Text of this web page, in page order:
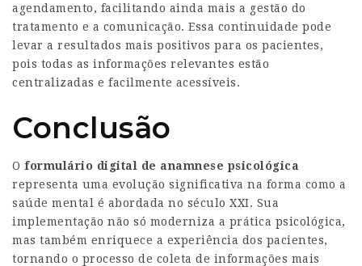
agendamento, facilitando ainda mais a gestão do
tratamento e a comunicação. Essa continuidade pode
levar a resultados mais positivos para os pacientes,
pois todas as informações relevantes estão
centralizadas e facilmente acessíveis.
Conclusão
O formulário digital de anamnese psicológica
representa uma evolução significativa na forma como a
saúde mental é abordada no século XXI. Sua
implementação não só moderniza a prática psicológica,
mas também enriquece a experiência dos pacientes,
tornando o processo de coleta de informações mais